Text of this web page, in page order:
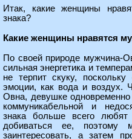
Итак, какие женщины
знака?
Какие женщины нравятся
По своей природе мужчина-
сильная энергетика и
не терпит скуку,
эмоции, как вода и воздух.
Овна, девушке
коммуникабельной и
знака больше всего
добиваться ее, поэтому
заинтересовать, а затем